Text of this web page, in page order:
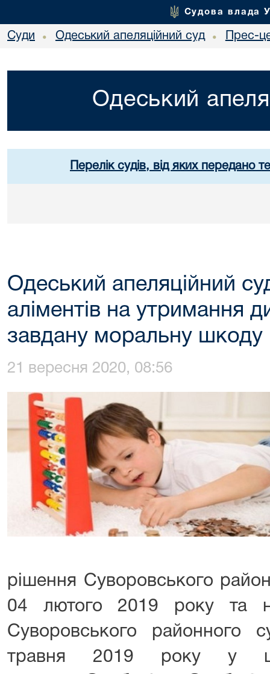
Судова влада
Суди • Одеський апеляційний суд • Прес-
Одеський
Перелік судів, від яких передано
Одеський апеляційний
аліментів на утримання
завдану моральну шкоду
21 вересня 2020, 08:56
рішення Суворовського
04 лютого 2019 року та
Суворовського
травня 2019 року у